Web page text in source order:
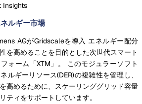
Insights
ルギー市場
AGがGridscaleを導入 エネルギー配分
を高めることを目的とした次世代スマート
ォーム「XTM」。 このモジュラーソフト
ルギーリソース(DER)の複雑性を管理し、
高めるために、スケーリンググリッド容量
ティをサポートしています。